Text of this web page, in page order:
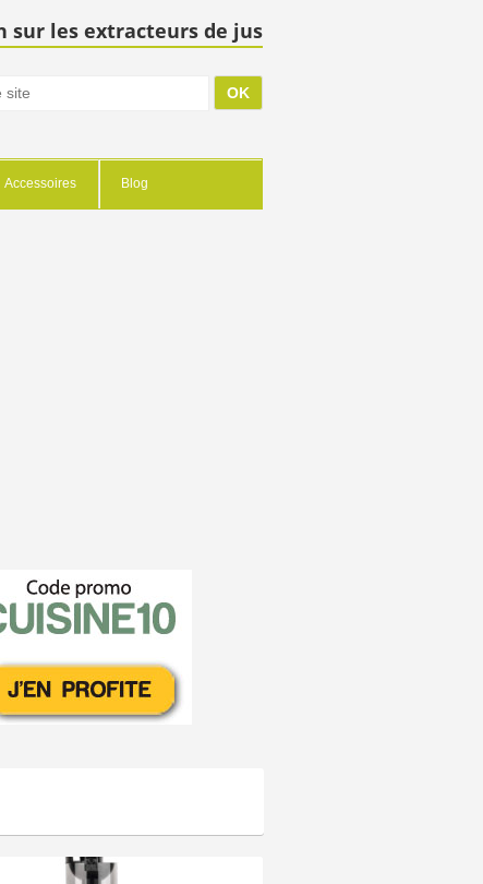
sur les extracteurs de jus
Accessoires Blog